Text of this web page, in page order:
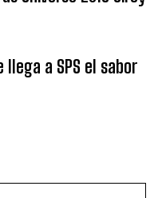
llega a SPS el sabor